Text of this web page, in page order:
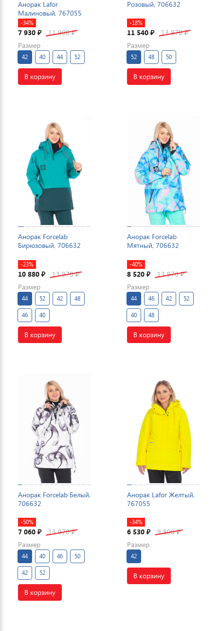
Анорак Lafor
Малиновый, 767055
-34%
7 930 ₽ 11 900₽
Размер
42 40 44 52
В корзину
Розовый, 706632
-18%
11 540 ₽ 13 970₽
Размер
52 48 50
В корзину
Анорак Forcelab
Бирюзовый, 706632
-23%
10 880 ₽ 13 970₽
Размер
44 52 42 48
46 40
В корзину
Анорак Forcelab
Мятный, 706632
-40%
8 520 ₽ 13 970₽
Размер
44 46 42 52
40 48
В корзину
Анорак Forcelab Белый,
706632
-50%
7 060 ₽ 13 970₽
Размер
44 40 46 50
42 52
В корзину
Анорак Lafor Желтый,
767055
-34%
6 530 ₽ 9 800₽
Размер
42
В корзину